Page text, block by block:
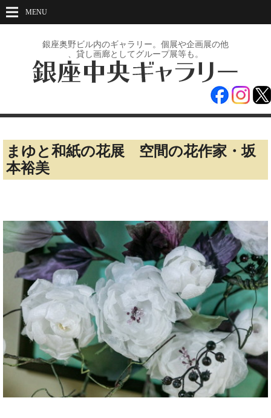
銀座奥野ビル内のギャラリー。 個展や企画展の他
、貸し画廊としてグループ展等も。
MENU
まゆと和紙の花展 空間の花作家・坂
本裕美